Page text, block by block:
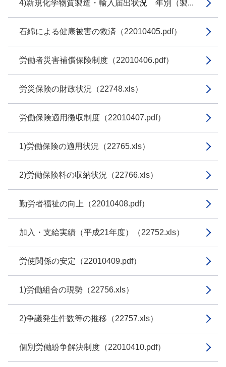
4)新規化学物質製造・輸入届出状況 年別（製...
石綿による健康被害の救済（22010405.pdf）
労働者災害補償保険制度（22010406.pdf）
労災保険の財政状況（22748.xls）
労働保険適用徴収制度（22010407.pdf）
1)労働保険の適用状況（22765.xls）
2)労働保険料の収納状況（22766.xls）
勤労者福祉の向上（22010408.pdf）
加入・支給実績（平成21年度）（22752.xls）
労使関係の安定（22010409.pdf）
1)労働組合の現勢（22756.xls）
2)争議発生件数等の推移（22757.xls）
個別労働紛争解決制度（22010410.pdf）